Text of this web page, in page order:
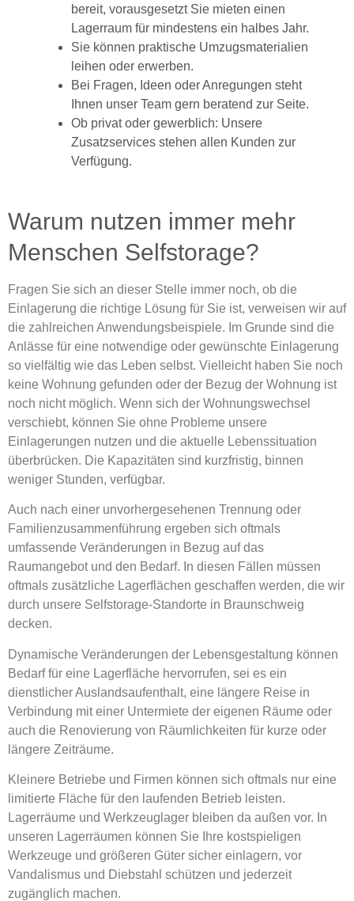
bereit, vorausgesetzt Sie mieten einen
Lagerraum für mindestens ein halbes Jahr.
Sie können praktische Umzugsmaterialien
leihen oder erwerben.
Bei Fragen, Ideen oder Anregungen steht
Ihnen unser Team gern beratend zur Seite.
Ob privat oder gewerblich: Unsere
Zusatzservices stehen allen Kunden zur
Verfügung.
Warum nutzen immer mehr
Menschen Selfstorage?
Fragen Sie sich an dieser Stelle immer noch, ob die
Einlagerung die richtige Lösung für Sie ist, verweisen wir auf
die zahlreichen Anwendungsbeispiele. Im Grunde sind die
Anlässe für eine notwendige oder gewünschte Einlagerung
so vielfältig wie das Leben selbst. Vielleicht haben Sie noch
keine Wohnung gefunden oder der Bezug der Wohnung ist
noch nicht möglich. Wenn sich der Wohnungswechsel
verschiebt, können Sie ohne Probleme unsere
Einlagerungen nutzen und die aktuelle Lebenssituation
überbrücken. Die Kapazitäten sind kurzfristig, binnen
weniger Stunden, verfügbar.
Auch nach einer unvorhergesehenen Trennung oder
Familienzusammenführung ergeben sich oftmals
umfassende Veränderungen in Bezug auf das
Raumangebot und den Bedarf. In diesen Fällen müssen
oftmals zusätzliche Lagerflächen geschaffen werden, die wir
durch unsere Selfstorage-Standorte in Braunschweig
decken.
Dynamische Veränderungen der Lebensgestaltung können
Bedarf für eine Lagerfläche hervorrufen, sei es ein
dienstlicher Auslandsaufenthalt, eine längere Reise in
Verbindung mit einer Untermiete der eigenen Räume oder
auch die Renovierung von Räumlichkeiten für kurze oder
längere Zeiträume.
Kleinere Betriebe und Firmen können sich oftmals nur eine
limitierte Fläche für den laufenden Betrieb leisten.
Lagerräume und Werkzeuglager bleiben da außen vor. In
unseren Lagerräumen können Sie Ihre kostspieligen
Werkzeuge und größeren Güter sicher einlagern, vor
Vandalismus und Diebstahl schützen und jederzeit
zugänglich machen.